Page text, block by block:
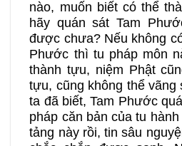
nào, muốn biết có thể
hãy quán sát Tam
được chưa? Nếu không
Phước thì tu pháp môn
thành tựu, niệm Phật
tựu, cũng không thể vãng
ta đã biết, Tam Phước
pháp căn bản của tu
tảng này rồi, tin sâu